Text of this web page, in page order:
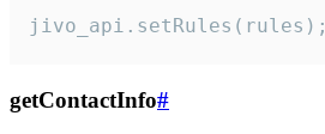
jivo_api.setRules(rules);
getContactInfo#